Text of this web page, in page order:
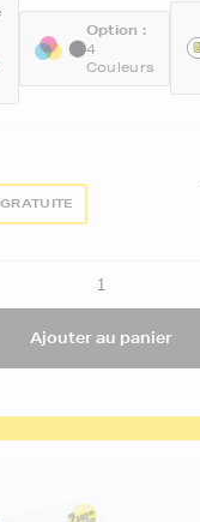
Option :
4
Couleurs
Ajouter au panier